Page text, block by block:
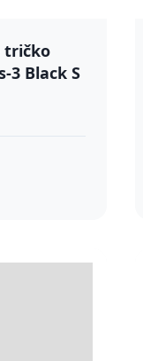
tričko
3 Black S